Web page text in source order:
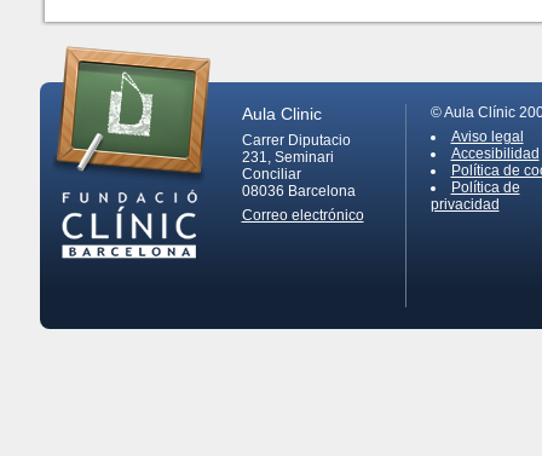
Aula Clinic
Carrer Diputacio
231, Seminari
Conciliar
08036 Barcelona
Correo electrónico
© Aula Clínic
Aviso legal
Accesibilidad
Política de
Política de
privacidad